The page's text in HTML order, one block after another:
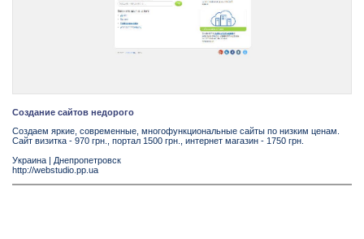
Создание сайтов недорого
Создаем яркие, современные, многофункциональные сайты по низким ценам.
Сайт визитка - 970 грн., портал 1500 грн., интернет магазин - 1750 грн.
Украина
Днепропетровск
http://webstudio.pp.ua